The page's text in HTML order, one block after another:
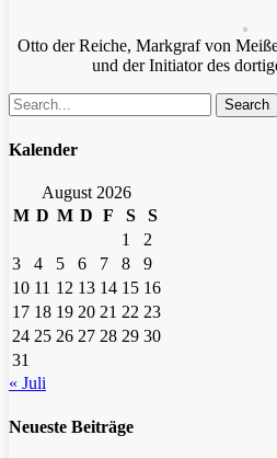
Otto der Reiche, Markgraf von
und der Initiator des
Search
Kalender
August 2026
M D M D F S
S
1
2
3
4 5 6 7 8
9
10 11 12 13 14 15 16
17 18 19 20 21 22 23
24 25 26 27 28 29 30
31
« Juli
Neueste Beiträge